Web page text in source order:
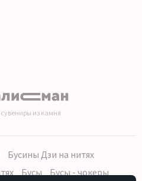
из камня
Бусины Дзи на нитях
Бусы Бусы - чокеры